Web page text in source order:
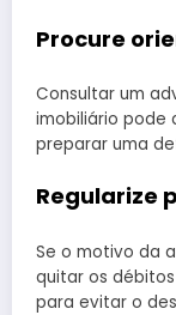
Procure
Consultar um
imobiliário pode
preparar uma
Regularize
Se o motivo da
quitar os
para evitar o